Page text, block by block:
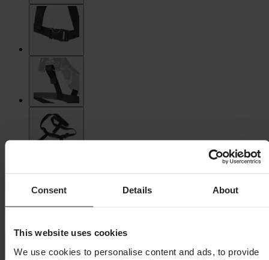
Consent Details About
This website uses cookies
We use cookies to personalise content and ads, to provide
Nekbeschermer O'Neal Tron